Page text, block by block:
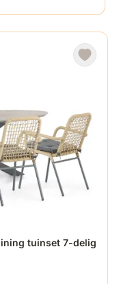
tuinset 7-delig
opties op de